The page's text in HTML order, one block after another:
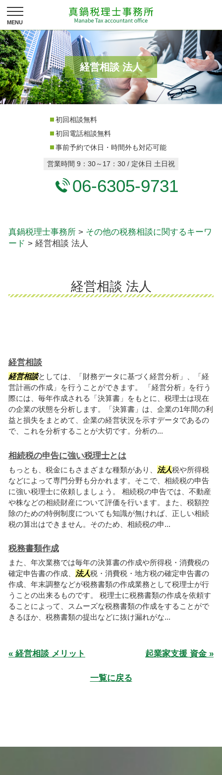
経営相談 法人
初回相談無料
初回電話相談無料
事前予約で休日・時間外も対応可能
営業時間 9：30～17：30 / 定休日 土日祝
06-6305-9731
真鍋税理士事務所 > その他の税務相談に関するキーワ
ード > 経営相談 法人
経営相談 法人
経営相談
経営相談としては、「財務データに基づく経営分析」、「経
営計画の作成」を行うことができます。 「経営分析」を行う
際には、毎年作成される「決算書」をもとに、税理士は現在
の企業の状態を分析します。「決算書」は、企業の1年間の利
益と損失をまとめて、企業の経営状況を示すデータであるの
で、これを分析することが大切です。分析の...
相続税の申告に強い税理士とは
もっとも、税金にもさまざまな種類があり、 法人税や所得税
などによって専門分野も分かれます。そこで、相続税の申告
に強い税理士に依頼しましょう。 相続税の申告では、不動産
や株などの相続財産について評価を行います。また、税額控
除のための特例制度についても知識が無ければ、正しい相続
税の算出はできません。そのため、相続税の申...
税務書類作成
また、年次業務では毎年の決算書の作成や所得税・消費税の
確定申告書の作成、
法人税・消費税・地方税の確定申告書の
作成、年末調整などが税務書類の作成業務として税理士が行
うことの出来るものです。 税理士に税務書類の作成を依頼す
ることによって、スムーズな税務書類の作成をすることがで
きるほか、税務書類の提出などに抜け漏れがな...
« 経営相談 メリット 起業家支援 資金 »
一覧に戻る